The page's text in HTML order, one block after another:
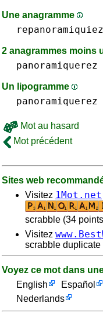
Une anagramme
repanoramiquiez
2 anagrammes moins
panoramiquerez
Un lipogramme
panoramiquerez
Mot au hasard
Mot précédent
Sites web
Visitez 1Mot.net
scrabble (34
Visitez
scrabble duplicate
Voyez ce mot dans
English
Español
Nederlands